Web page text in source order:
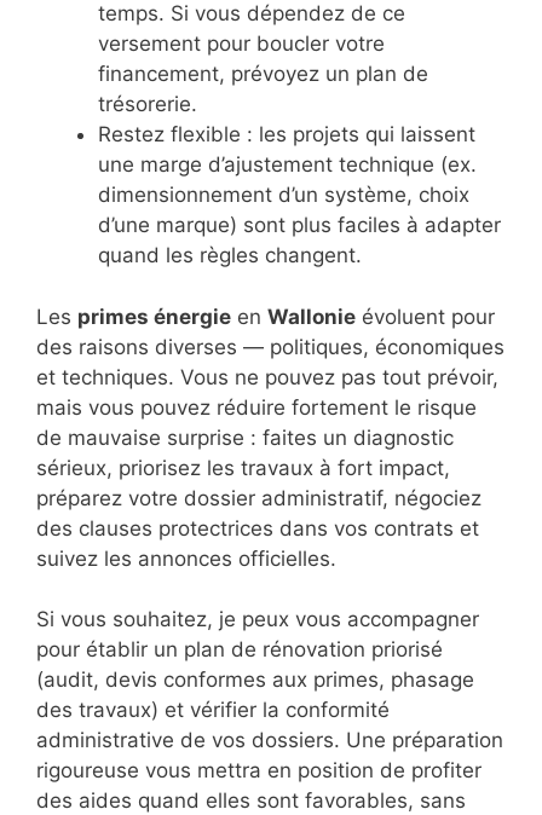
temps. Si vous dépendez de ce
versement pour boucler votre
financement, prévoyez un plan de
trésorerie.
Restez flexible : les projets qui laissent
une marge d’ajustement technique (ex.
dimensionnement d’un système, choix
d’une marque) sont plus faciles à adapter
quand les règles changent.
Les primes énergie en Wallonie évoluent pour
des raisons diverses — politiques, économiques
et techniques. Vous ne pouvez pas tout prévoir,
mais vous pouvez réduire fortement le risque
de mauvaise surprise : faites un diagnostic
sérieux, priorisez les travaux à fort impact,
préparez votre dossier administratif, négociez
des clauses protectrices dans vos contrats et
suivez les annonces officielles.
Si vous souhaitez, je peux vous accompagner
pour établir un plan de rénovation priorisé
(audit, devis conformes aux primes, phasage
des travaux) et vérifier la conformité
administrative de vos dossiers. Une préparation
rigoureuse vous mettra en position de profiter
des aides quand elles sont favorables, sans